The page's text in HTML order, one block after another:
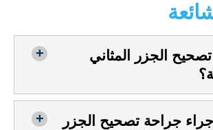
الجزر المثاني
جراحة تصحيح الجزر